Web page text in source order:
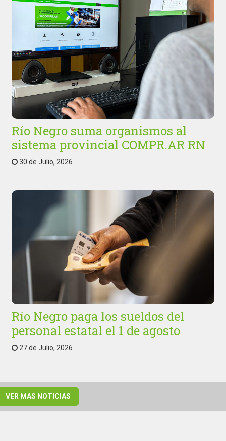
Río Negro suma organismos al
sistema provincial COMPR.AR RN
30 de Julio, 2026
Río Negro paga los sueldos del
personal estatal el 1 de agosto
27 de Julio, 2026
VER MAS NOTICIAS